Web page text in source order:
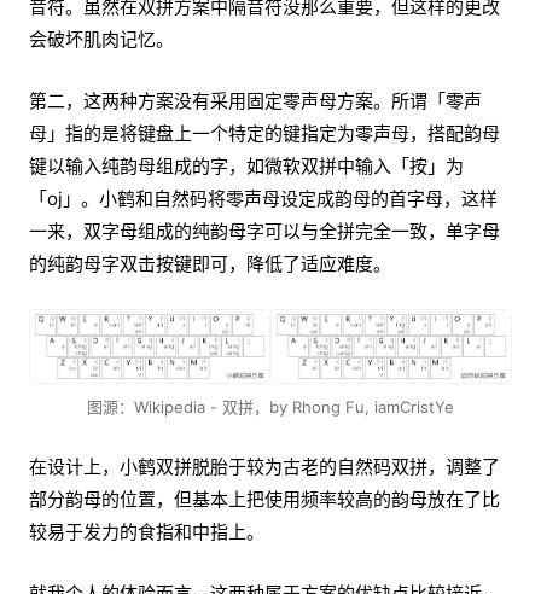
音符。虽然在双拼方案中隔音符没那么重要，但这样的更改
会破坏肌肉记忆。
第二，这两种方案没有采用固定零声母方案。所谓「零声
母」指的是将键盘上一个特定的键指定为零声母，搭配韵母
键以输入纯韵母组成的字，如微软双拼中输入「按」为
「oj」。小鹤和自然码将零声母设定成韵母的首字母，这样
一来，双字母组成的纯韵母字可以与全拼完全一致，单字母
的纯韵母字双击按键即可，降低了适应难度。
图源：Wikipedia - 双拼，by Rhong Fu, iamCristYe
在设计上，小鹤双拼脱胎于较为古老的自然码双拼，调整了
部分韵母的位置，但基本上把使用频率较高的韵母放在了比
较易于发力的食指和中指上。